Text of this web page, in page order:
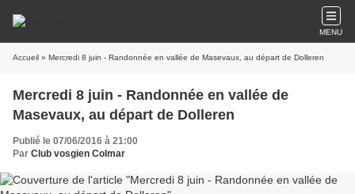
MENU
Accueil » Mercredi 8 juin - Randonnée en vallée de Masevaux, au départ de Dolleren
Mercredi 8 juin - Randonnée en vallée de
Masevaux, au départ de Dolleren
Publié le 07/06/2016 à 21:00
Par Club vosgien Colmar